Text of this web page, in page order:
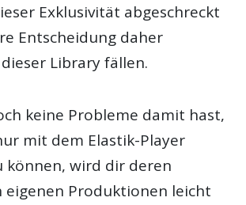
Exklusivität abgeschreckt
Entscheidung daher
Library fällen.
keine Probleme damit hast,
mit dem Elastik-Player
können, wird dir deren
eigenen Produktionen leicht